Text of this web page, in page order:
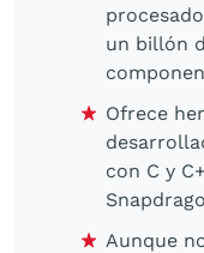
un billón
Ofrece
con C y
Aunque